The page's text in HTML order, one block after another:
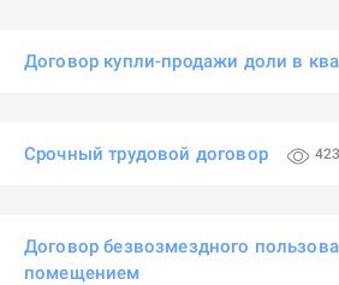
Договор купли-продажи доли в
Срочный трудовой договор 423
Договор безвозмездного
помещением